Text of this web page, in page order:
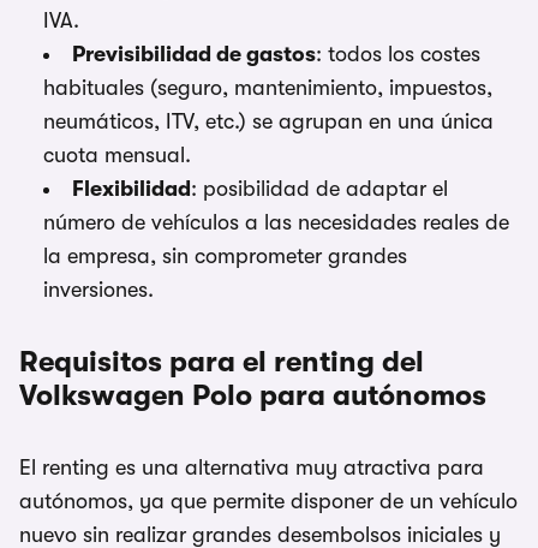
IVA.
Previsibilidad de gastos: todos los costes
habituales (seguro, mantenimiento, impuestos,
neumáticos, ITV, etc.) se agrupan en una única
cuota mensual.
Flexibilidad : posibilidad de adaptar el
número de vehículos a las necesidades reales de
la empresa, sin comprometer grandes
inversiones.
Requisitos para el renting del
Volkswagen Polo para autónomos
El renting es una alternativa muy atractiva para
autónomos, ya que permite disponer de un vehículo
nuevo sin realizar grandes desembolsos iniciales y